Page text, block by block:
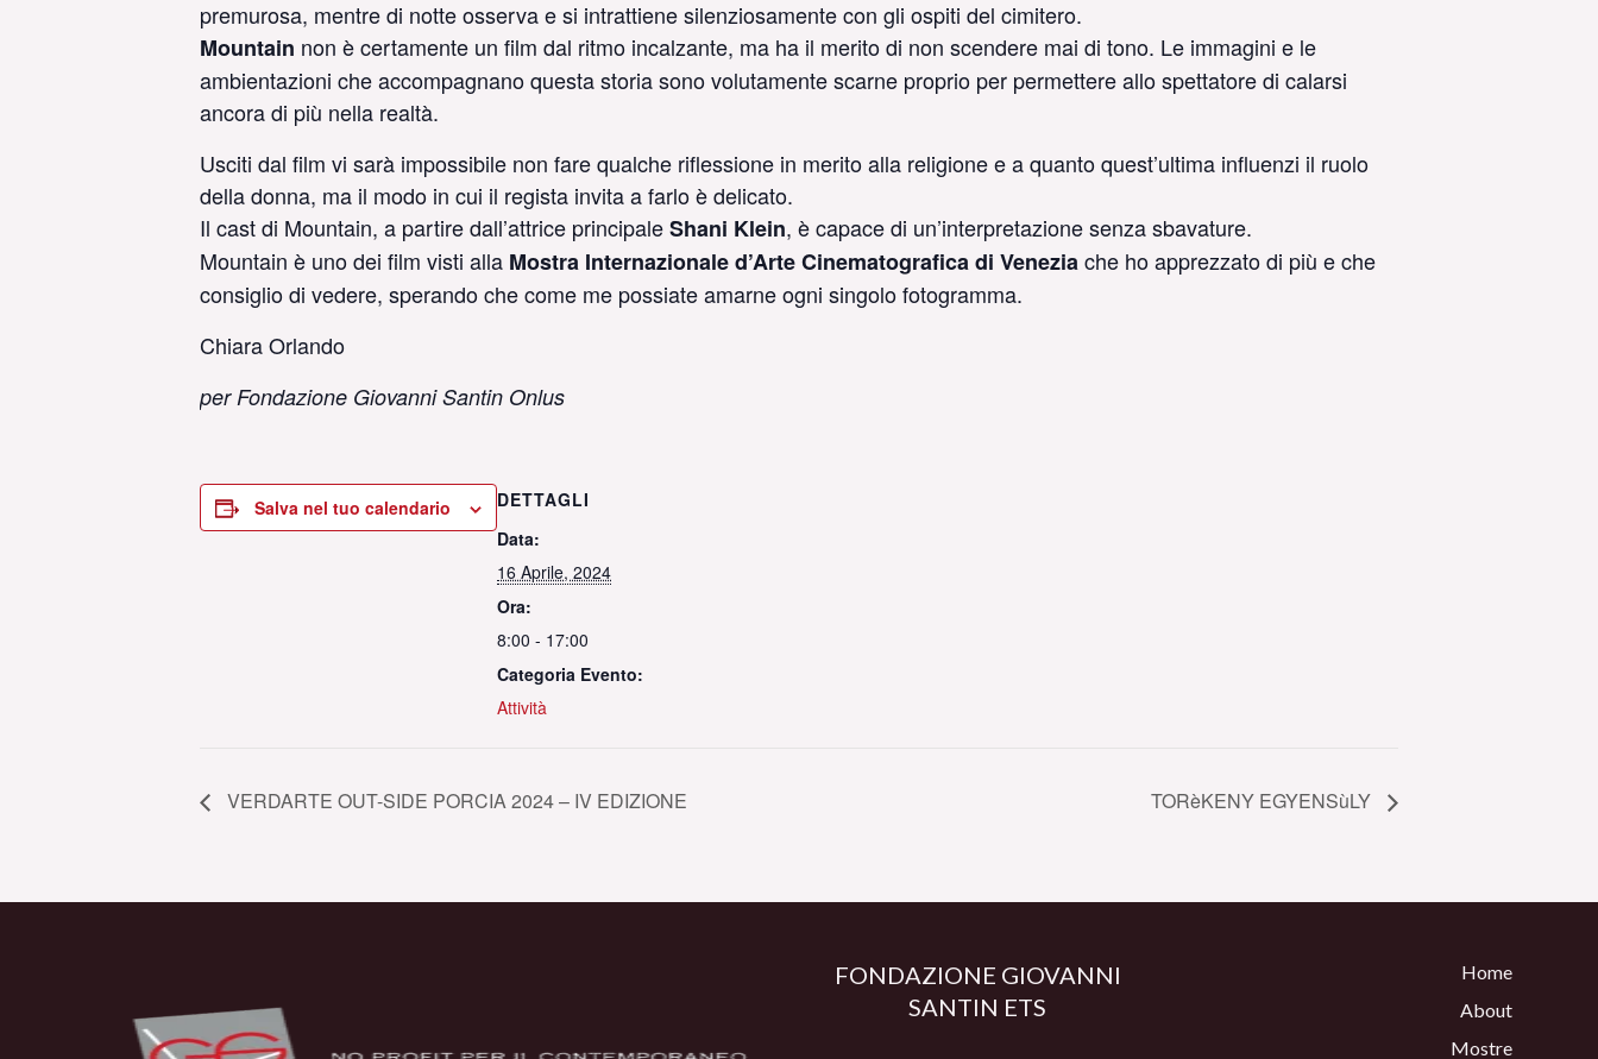
premurosa, mentre di notte osserva e si intrattiene silenziosamente con gli ospiti del cimitero.
Mountain non è certamente un film dal ritmo incalzante, ma ha il merito di non scendere mai di tono. Le immagini e le
ambientazioni che accompagnano questa storia sono volutamente scarne proprio per permettere allo spettatore di calarsi
ancora di più nella realtà.
Usciti dal film vi sarà impossibile non fare qualche riflessione in merito alla religione e a quanto quest’ultima influenzi il ruolo
della donna, ma il modo in cui il regista invita a farlo è delicato.
Il cast di Mountain, a partire dall’attrice principaleShani Klein, è capace di un’interpretazione senza sbavature.
Mountain è uno dei film visti alla Mostra Internazionale d’Arte Cinematografica di Veneziache ho apprezzato di più e che
consiglio di vedere, sperando che come me possiate amarne ogni singolo fotogramma.
Chiara Orlando
per Fondazione Giovanni Santin Onlus
Salva nel tuo calendario
DETTAGLI
Data:
16 Aprile, 2024
Ora:
8:00 - 17:00
Categoria Evento:
Attività
VERDARTE OUT-SIDE PORCIA 2024 – IV EDIZIONE TORèKENY EGYENSùLY
FONDAZIONE GIOVANNI
SANTIN ETS
Home
About
Mostre